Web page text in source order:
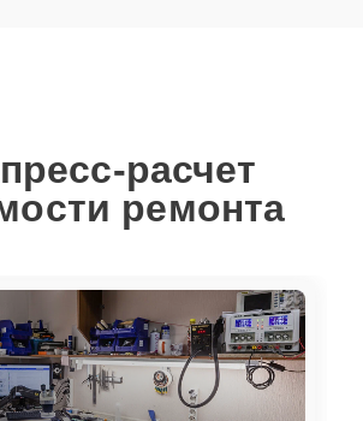
расчет
ремонта